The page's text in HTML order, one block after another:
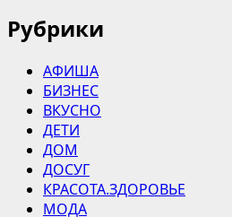
Рубрики
АФИША
БИЗНЕС
ВКУСНО
ДЕТИ
ДОМ
ДОСУГ
КРАСОТА.ЗДОРОВЬЕ
МОДА